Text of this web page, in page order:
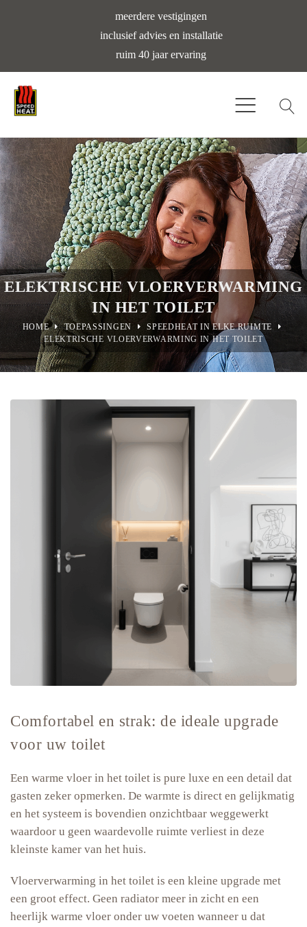
meerdere vestigingen
inclusief advies en installatie
ruim 40 jaar ervaring
ELEKTRISCHE VLOERVERWARMING
IN HET TOILET
HOME TOEPASSINGEN
SPEEDHEAT IN ELKE RUIMTE
ELEKTRISCHE VLOERVERWARMING IN HET TOILET
Comfortabel en strak: de ideale upgrade
voor uw toilet
Een warme vloer in het toilet is pure luxe en een detail dat
gasten zeker opmerken. De warmte is direct en gelijkmatig
en het systeem is bovendien onzichtbaar weggewerkt
waardoor u geen waardevolle ruimte verliest in deze
kleinste kamer van het huis.
Vloerverwarming in het toilet is een kleine upgrade met
een groot effect. Geen radiator meer in zicht en een
heerlijk warme vloer onder uw voeten wanneer u dat